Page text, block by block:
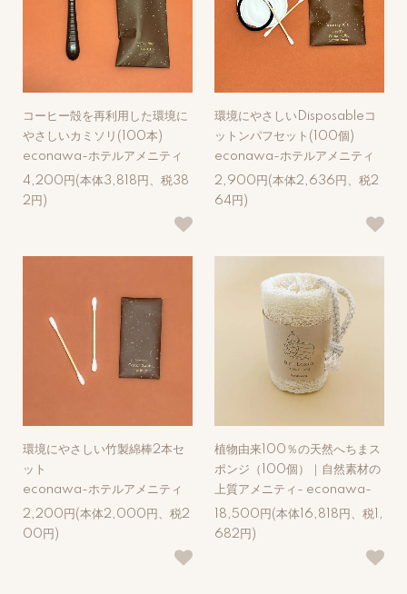
コーヒー殻を再利用した環境に
やさしいカミソリ(100本)
econawa-ホテルアメニティ
4,200円(本体3,818円、税38
2円)
環境にやさしいDisposableコ
ットンパフセット(100個)
econawa-ホテルアメニティ
2,900円(本体2,636円、税2
64円)
環境にやさしい竹製綿棒2本セ
ット
econawa-ホテルアメニティ
2,200円(本体2,000円、税2
00円)
植物由来100％の天然へちまス
ポンジ（100個）｜自然素材の
上質アメニティ- econawa-
18,500円(本体16,818円、税1,
682円)